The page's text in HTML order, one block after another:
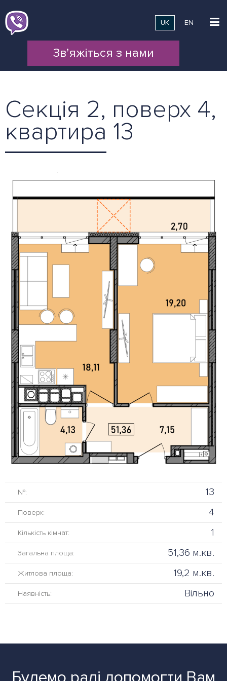
UK EN
Зв’яжіться з нами
Секція 2, поверх 4,
квартира 13
№: 13
Поверх: 4
Кількість кімнат: 1
Загальна площа: 51,36 м.кв.
Житлова площа: 19,2 м.кв.
Наявність: Вільно